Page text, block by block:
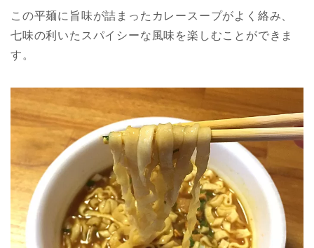
この平麺に旨味が詰まったカレースープがよく絡み、
七味の利いたスパイシーな風味を楽しむことができま
す。